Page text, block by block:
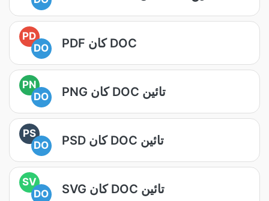
PD
DO
PDF کان DOC
PN
DO
PNG کان DOC تائين
PS
DO
PSD کان DOC تائين
SV
DO
SVG کان DOC تائين